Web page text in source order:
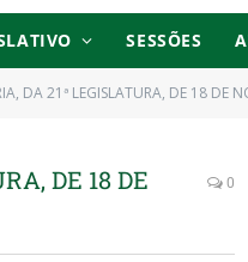
SESSÕES
DA 21ª LEGISLATURA, DE 18 DE
DE 18 DE
0